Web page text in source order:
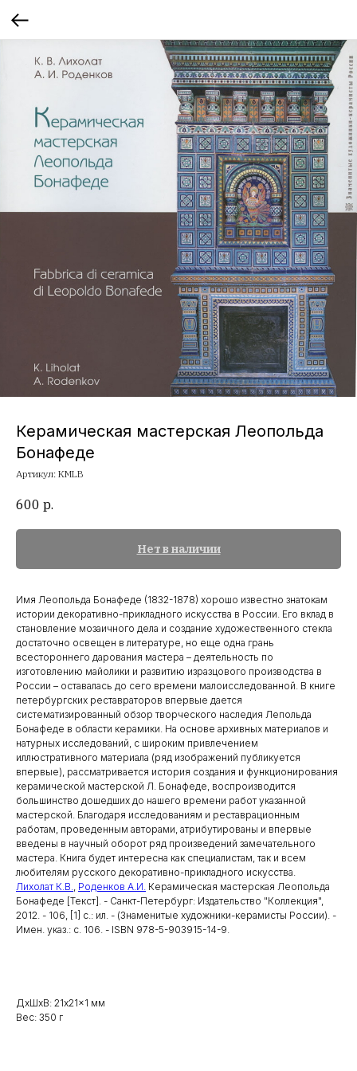
Керамическая мастерская Леопольда
Бонафеде
Артикул: KMLB
600 р.
Нет в наличии
Имя Леопольда Бонафеде (1832-1878) хорошо известно знатокам
истории декоративно-прикладного искусства в России. Его вклад в
становление мозаичного дела и создание художественного стекла
достаточно освещен в литературе, но еще одна грань
всестороннего дарования мастера – деятельность по
изготовлению майолики и развитию изразцового производства в
России – оставалась до сего времени малоисследованной. В книге
петербургских реставраторов впервые дается
систематизированный обзор творческого наследия Лепольда
Бонафеде в области керамики. На основе архивных материалов и
натурных исследований, с широким привлечением
иллюстративного материала (ряд изображений публикуется
впервые), рассматривается история создания и функционирования
керамической мастерской Л. Бонафеде, воспроизводится
большинство дошедших до нашего времени работ указанной
мастерской. Благодаря исследованиям и реставрационным
работам, проведенным авторами, атрибутированы и впервые
введены в научный оборот ряд произведений замечательного
мастера. Книга будет интересна как специалистам, так и всем
любителям русского декоративно-прикладного искусства.
Лихолат К.В., Роденков А.И. Керамическая мастерская Леопольда
Бонафеде [Текст]. - Санкт-Петербург: Издательство "Коллекция",
2012. - 106, [1] с.: ил. - (Знаменитые художники-керамисты России). -
Имен. указ.: с. 106. - ISBN 978-5-903915-14-9.
ДxШxВ: 21x21x1 мм
Вес: 350 г